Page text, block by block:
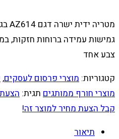
גמישות עמידה ברוחות חזקות,
צבע אחד
קטגוריות: מוצרי פרסום לעסקים,
מוצרי חורף ממותגים תגית:
קבל הצעת מחיר למוצר זה!
תיאור